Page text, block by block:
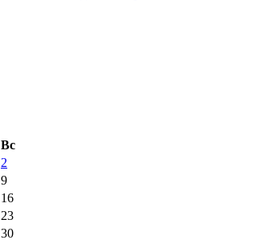
Вс
2
9
16
23
30